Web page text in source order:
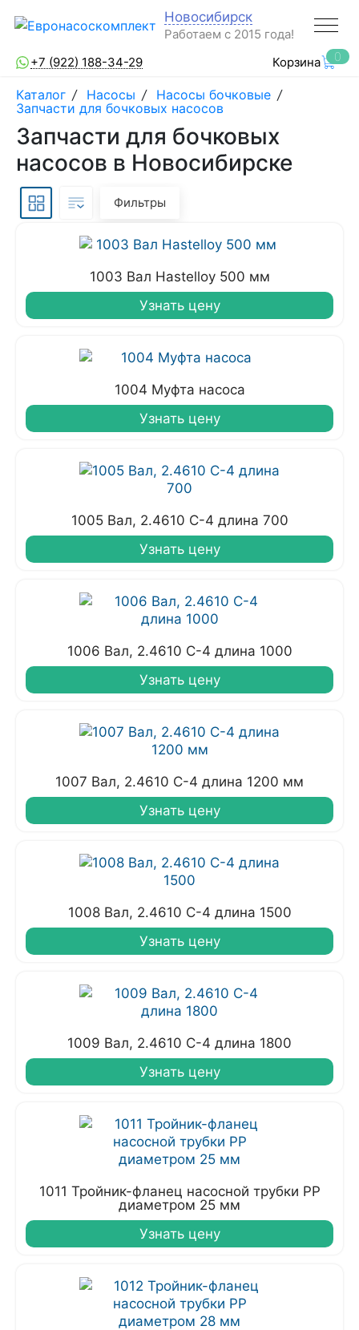
Новосибирск
Работаем с 2015 года!
+7 (922) 188-34-29
Корзина 0
Каталог / Насосы / Насосы бочковые /
Запчасти для бочковых насосов
Запчасти для бочковых
насосов в Новосибирске
Фильтры
1003 Вал Hastelloy 500 мм
Узнать цену
1004 Муфта насоса
Узнать цену
1005 Вал, 2.4610 С-4 длина 700
Узнать цену
1006 Вал, 2.4610 С-4 длина 1000
Узнать цену
1007 Вал, 2.4610 С-4 длина 1200 мм
Узнать цену
1008 Вал, 2.4610 С-4 длина 1500
Узнать цену
1009 Вал, 2.4610 С-4 длина 1800
Узнать цену
1011 Тройник-фланец насосной трубки РР
диаметром 25 мм
Узнать цену